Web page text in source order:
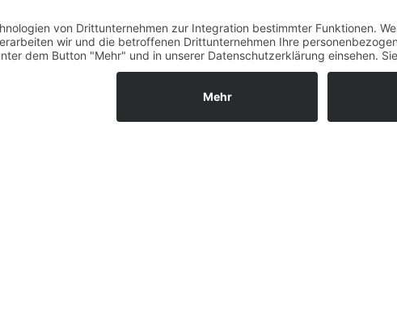
Fernabsatz
Rücknahme (Zelte)